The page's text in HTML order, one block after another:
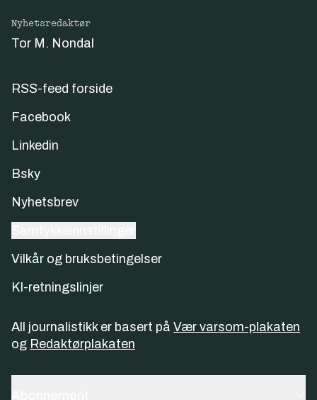
Nyhetsredaktør
Tor M. Nondal
RSS-feed forside
Facebook
Linkedin
Bsky
Nyhetsbrev
Vilkår og bruksbetingelser
KI-retningslinjer
All journalistikk er basert på Vær varsom-plakaten
og Redaktørplakaten